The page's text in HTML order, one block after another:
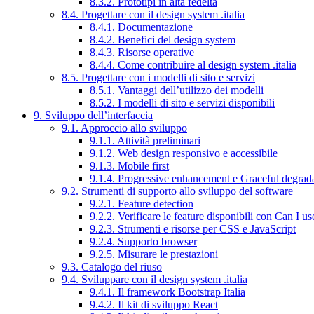
8.4. Progettare con il design system .italia
8.4.1. Documentazione
8.4.2. Benefici del design system
8.4.3. Risorse operative
8.4.4. Come contribuire al design system .italia
8.5. Progettare con i modelli di sito e servizi
8.5.1. Vantaggi dell’utilizzo dei modelli
8.5.2. I modelli di sito e servizi disponibili
9. Sviluppo dell’interfaccia
9.1. Approccio allo sviluppo
9.1.1. Attività preliminari
9.1.2. Web design responsivo e accessibile
9.1.3. Mobile first
9.1.4. Progressive enhancement e Graceful
9.2. Strumenti di supporto allo sviluppo del software
9.2.1. Feature detection
9.2.2. Verificare le feature disponibili con Can I
9.2.3. Strumenti e risorse per CSS e JavaScript
9.2.4. Supporto browser
9.2.5. Misurare le prestazioni
9.3. Catalogo del riuso
9.4. Sviluppare con il design system .italia
9.4.1. Il framework Bootstrap Italia
9.4.2. Il kit di sviluppo React